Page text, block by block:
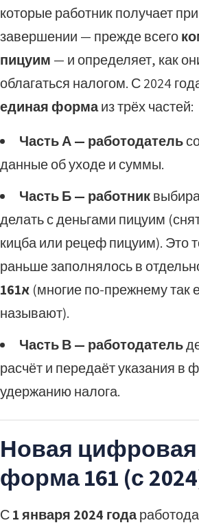
которые работник получает при
завершении — прежде всего
пицуим — и определяет, как
облагаться налогом. С 2024
единая формаиз трёх частей:
Часть А — работодатель
данные об уходе и суммы.
Часть Б — работник
делать с деньгами пицуим
кицба или рецеф пицуим). Это
раньше заполнялось в
161א (многие по-прежнему так
называют).
Часть В — работодатель
расчёт и передаёт указания в
удержанию налога.
Новая цифровая
форма 161 (с
С1 января 2024 года